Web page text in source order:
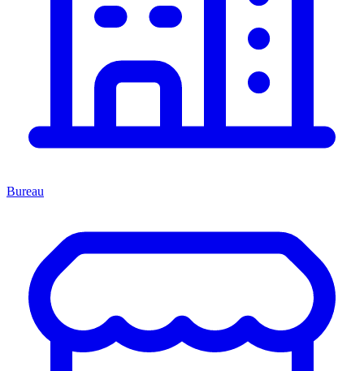
Bureau